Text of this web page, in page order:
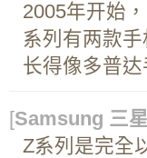
2005年开始
系列有两款
长得像多普
[Samsung 三
Z系列是完全